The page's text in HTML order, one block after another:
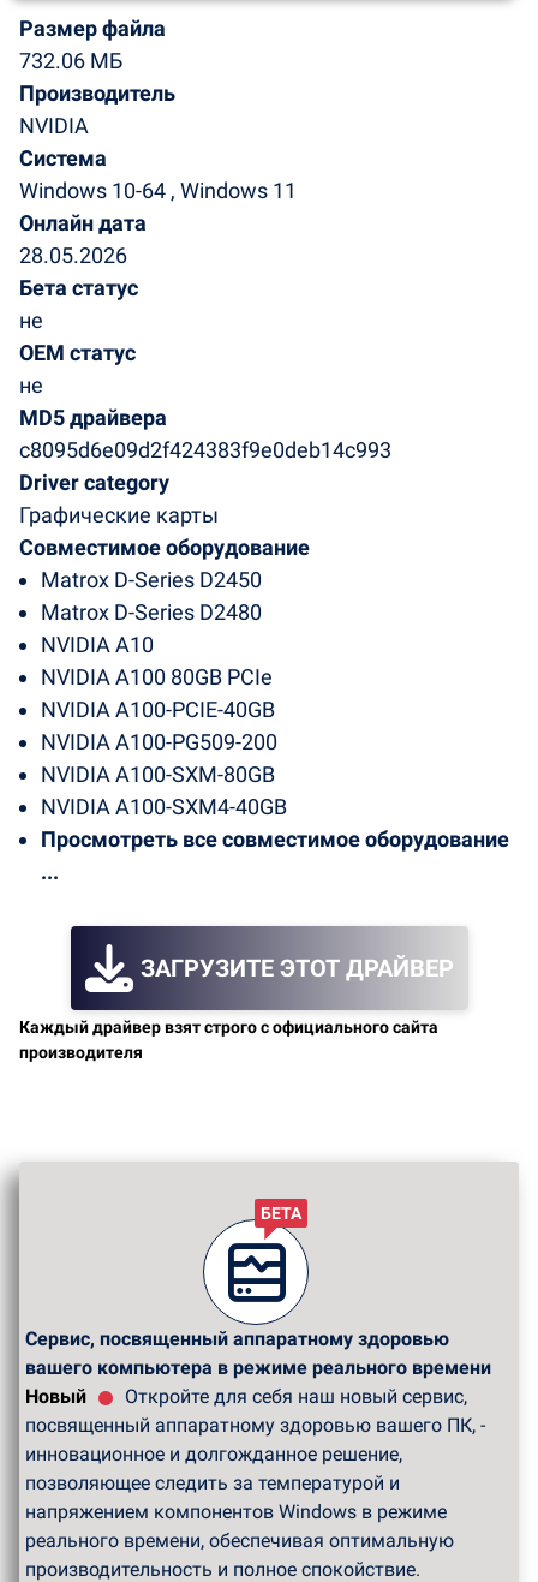
Размер файла
732.06 МБ
Производитель
NVIDIA
Система
Windows 10-64 , Windows 11
Онлайн дата
28.05.2026
Бета статус
не
OEM статус
не
MD5 драйвера
c8095d6e09d2f424383f9e0deb14c993
Driver category
Графические карты
Совместимое оборудование
Matrox D-Series D2450
Matrox D-Series D2480
NVIDIA A10
NVIDIA A100 80GB PCIe
NVIDIA A100-PCIE-40GB
NVIDIA A100-PG509-200
NVIDIA A100-SXM-80GB
NVIDIA A100-SXM4-40GB
Просмотреть все совместимое оборудование
...
ЗАГРУЗИТЕ ЭТОТ ДРАЙВЕР
Каждый драйвер взят строго с официального сайта
производителя
БЕТА
Сервис, посвященный аппаратному здоровью
вашего компьютера в режиме реального времени
Новый
Откройте для себя наш новый сервис,
посвященный аппаратному здоровью вашего ПК, -
инновационное и долгожданное решение,
позволяющее следить за температурой и
напряжением компонентов Windows в режиме
реального времени, обеспечивая оптимальную
производительность и полное спокойствие.